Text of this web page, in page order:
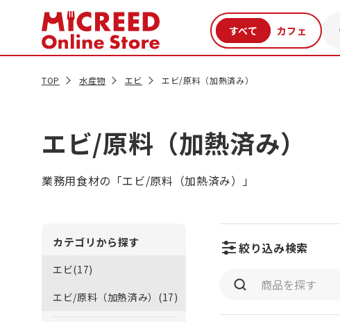
TOP 水産物 エビ エビ/原料（加熱済み）
エビ/原料（加熱済み）
業務用食材の「エビ/原料（加熱済み）」
絞り込み検索
カテゴリから探す
エビ(17)
エビ/原料（加熱済み）(17)